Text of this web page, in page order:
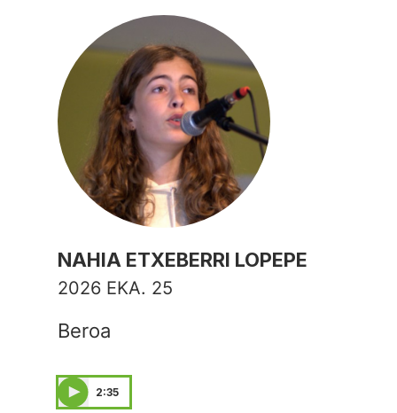
NAHIA ETXEBERRI LOPEPE
2026 EKA. 25
Beroa
2:35